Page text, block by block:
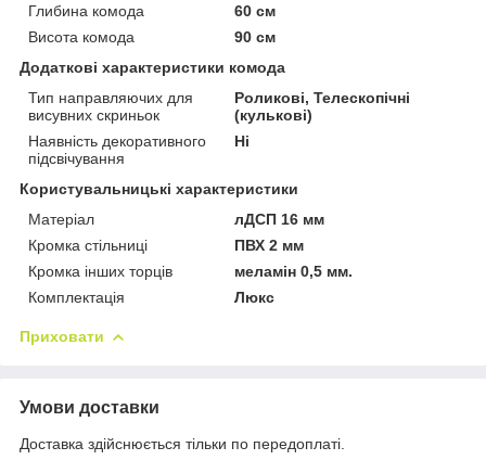
Глибина комода
60 см
Висота комода
90 см
Додаткові характеристики комода
Тип направляючих для
висувних скриньок
Роликові, Телескопічні
(кулькові)
Наявність декоративного
підсвічування
Ні
Користувальницькі характеристики
Матеріал
лДСП 16 мм
Кромка стільниці
ПВХ 2 мм
Кромка інших торців
меламін 0,5 мм.
Комплектація
Люкс
Приховати
Умови доставки
Доставка здійснюється тільки по передоплаті.